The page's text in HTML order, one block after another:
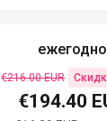
ежегодно
€216.00 EUR
€194.40